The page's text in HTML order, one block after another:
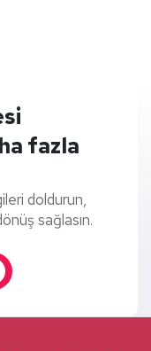
fazla
doldurun,
sağlasın.